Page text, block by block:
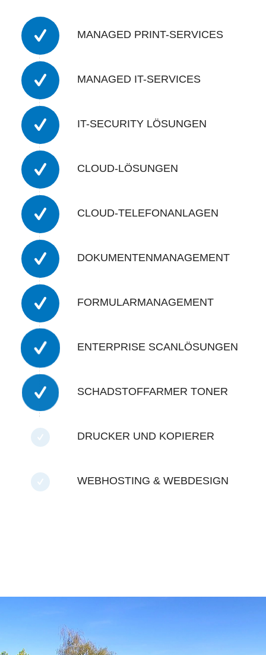
MANAGED PRINT-SERVICES
MANAGED IT-SERVICES
IT-SECURITY LÖSUNGEN
CLOUD-LÖSUNGEN
CLOUD-TELEFONANLAGEN
DOKUMENTENMANAGEMENT
FORMULARMANAGEMENT
ENTERPRISE SCANLÖSUNGEN
SCHADSTOFFARMER TONER
DRUCKER UND KOPIERER
WEBHOSTING & WEBDESIGN